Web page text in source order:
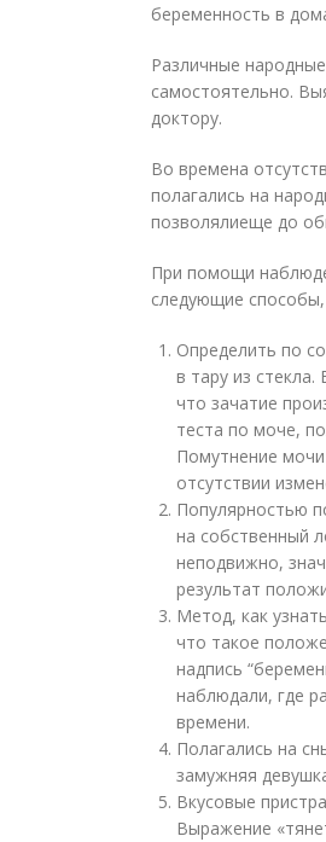
беременность в
Различные
самостоятельно.
доктору.
Во времена
полагались на
позволялиеще до
При помощи
следующие
Определить по
в тару из
что зачатие
теста по моче,
Помутнение мочи
отсутствии
Популярностью
на собственный
неподвижно,
результат
Метод, как
что такое
надпись
наблюдали, где
времени.
Полагались на
замужняя
Вкусовые
Выражение